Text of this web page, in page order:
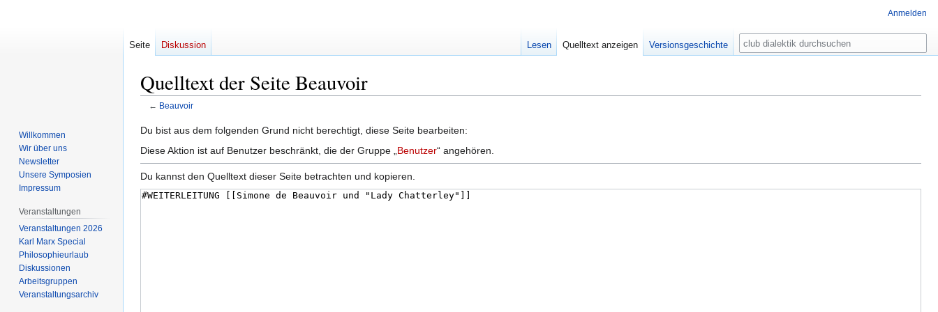
Quelltext der Seite Beauvoir
← Beauvoir
Zur
Navigation
Zur
Suche
Du bist aus dem folgenden Grund nicht berechtigt, diese Seite bearbeiten:
Diese Aktion ist auf Benutzer beschränkt, die der Gruppe „ Benutzer“ angehören.
Du kannst den Quelltext dieser Seite betrachten und kopieren.
Anmelden
Seite Diskussion Lesen Quelltext anzeigen Versionsgeschichte Suche
Willkommen
Wir über uns
Newsletter
Unsere Symposien
Impressum
Veranstaltungen
Veranstaltungen 2026
Karl Marx Special
Philosophieurlaub
Diskussionen
Arbeitsgruppen
Veranstaltungsarchiv